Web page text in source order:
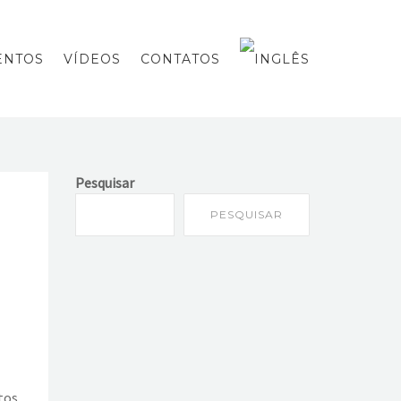
VÍDEOS CONTATOS
Pesquisar
PESQUISAR